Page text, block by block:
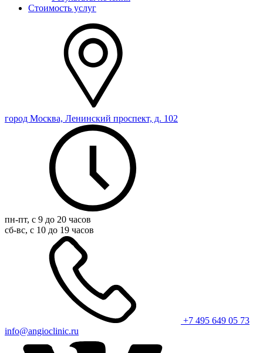
Стоимость услуг
город Москва, Ленинский проспект, д. 102
пн-пт, с 9 до 20 часов
сб-вс, с 10 до 19 часов
+7 495 649 05 73
info@angioclinic.ru